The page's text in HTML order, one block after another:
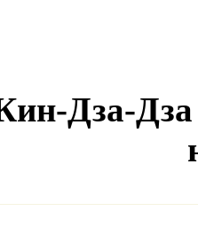
Дза-Дза